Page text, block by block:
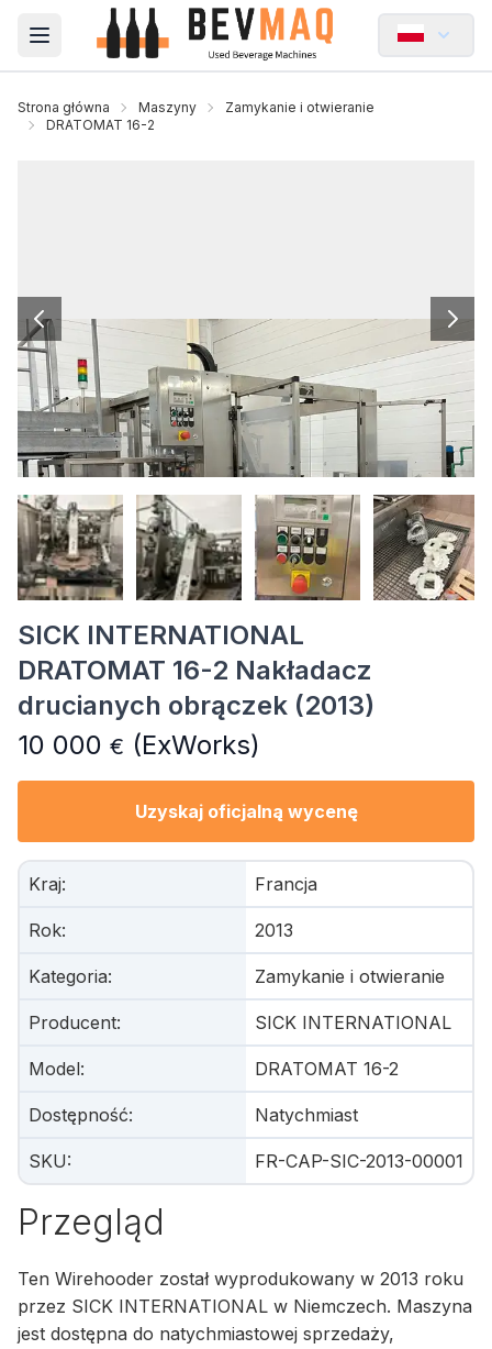
Open main menu
Strona główna Maszyny
Zamykanie i otwieranie
DRATOMAT 16-2
SICK INTERNATIONAL
DRATOMAT 16-2 Nakładacz
drucianych obrączek (2013)
10 000 € (ExWorks)
Uzyskaj oficjalną wycenę
Kraj: Francja
Rok: 2013
Kategoria: Zamykanie i otwieranie
Producent: SICK INTERNATIONAL
Model: DRATOMAT 16-2
Dostępność: Natychmiast
SKU: FR-CAP-SIC-2013-00001
Przegląd
Ten Wirehooder został wyprodukowany w 2013 roku
przez SICK INTERNATIONAL w Niemczech. Maszyna
jest dostępna do natychmiastowej sprzedaży,